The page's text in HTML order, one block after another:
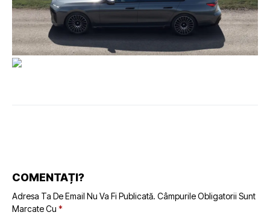
COMENTAȚI?
Adresa Ta De Email Nu Va Fi Publicată. Câmpurile Obligatorii Sunt
Marcate Cu *